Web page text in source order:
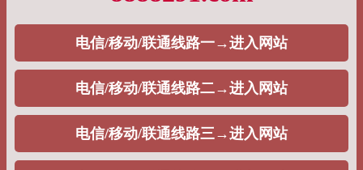
企业网站制作要这样做：
1.有醒目显眼的头图banner，可以是标题大图，可以是轮播图，也可以是
的服装设计，让访客能快速了解自己的品牌风格、服装样式。
企业也可以将服务内容套餐直接放在头图banner位置，以提升转化效果。
比如下图这个案例，首页banner就是企业的服务套餐定价表，这样客户打
开网站就能立即看到并付费。
2.有详细的企业品牌理念阐释。下图这个设计网站案例使用PageAdmin网